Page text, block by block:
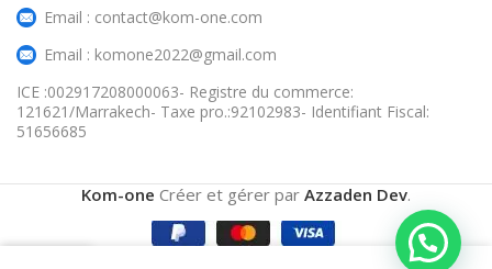
Email : contact@kom-one.com
Email : komone2022@gmail.com
ICE :002917208000063- Registre du commerce:
121621/Marrakech- Taxe pro.:92102983- Identifiant Fiscal:
51656685
Kom-one Créer et gérer par Azzaden Dev.